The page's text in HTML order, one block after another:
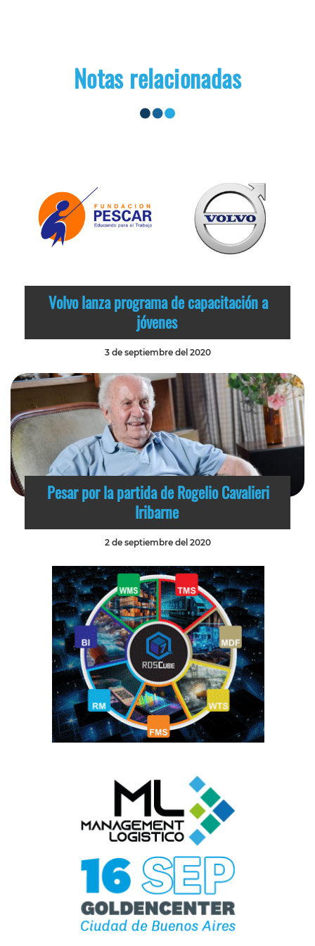
Notas relacionadas
Volvo lanza programa de capacitación a
jóvenes
3 de septiembre del 2020
Pesar por la partida de Rogelio Cavalieri
Iribarne
2 de septiembre del 2020